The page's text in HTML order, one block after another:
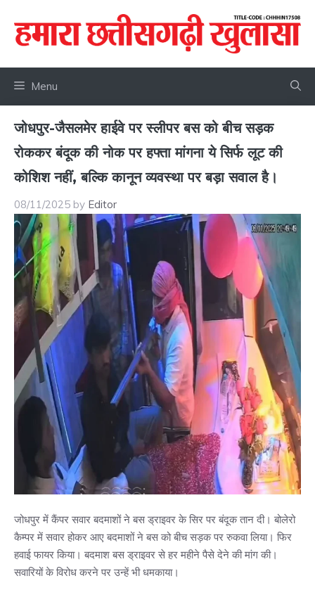
content
Menu
जोधपुर-जैसलमेर हाईवे पर स्लीपर बस को बीच सड़क
रोककर बंदूक की नोक पर हफ्ता मांगना ये सिर्फ लूट की
कोशिश नहीं, बल्कि कानून व्यवस्था पर बड़ा सवाल है।
08/11/2025 by Editor
जोधपुर में कैंपर सवार बदमाशों ने बस ड्राइवर के सिर पर बंदूक तान दी। बोलेरो
कैम्पर में सवार होकर आए बदमाशों ने बस को बीच सड़क पर रुकवा लिया। फिर
हवाई फायर किया। बदमाश बस ड्राइवर से हर महीने पैसे देने की मांग की।
सवारियों के विरोध करने पर उन्हें भी धमकाया।